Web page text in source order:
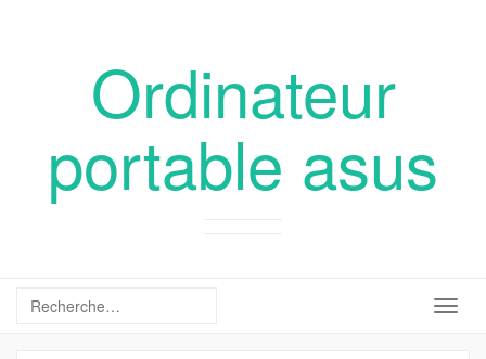
Ordinateur
portable asus